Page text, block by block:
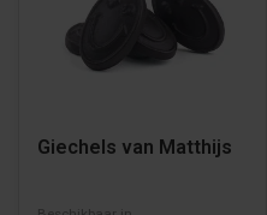
Giechels van Matthijs